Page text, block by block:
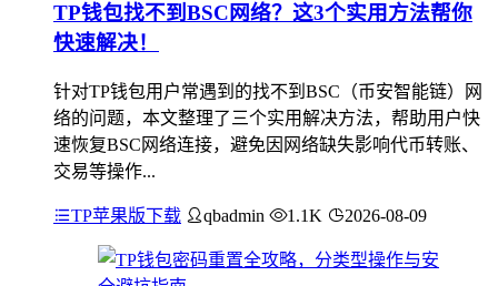
TP钱包找不到BSC网络？这3个实用方法帮你
快速解决！
针对TP钱包用户常遇到的找不到BSC（币安智能链）网
络的问题，本文整理了三个实用解决方法，帮助用户快
速恢复BSC网络连接，避免因网络缺失影响代币转账、
交易等操作...
TP苹果版下载 qbadmin 1.1K 2026-08-09